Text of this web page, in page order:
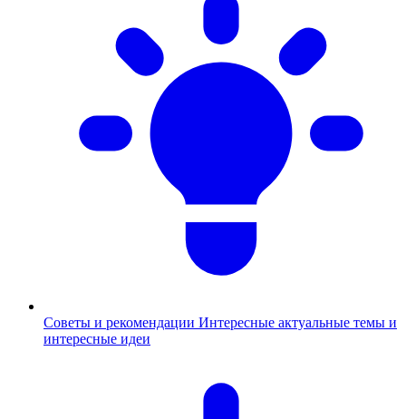
Советы и рекомендации Интересные актуальные темы и
интересные идеи